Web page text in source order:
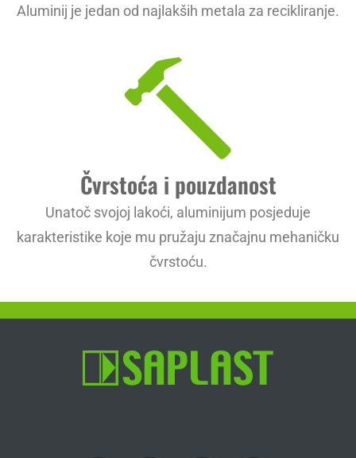
Aluminij je jedan od najlakših metala za recikliranje.
Čvrstoća i pouzdanost
Unatoč svojoj lakoći, aluminijum posjeduje
karakteristike koje mu pružaju značajnu mehaničku
čvrstoću.